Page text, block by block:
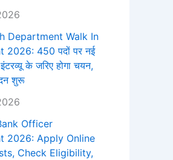
Department Walk In
2026: 450 पदों पर नई
के जरिए होगा चयन,
शुरू
Officer
2026: Apply Online
Check Eligibility,